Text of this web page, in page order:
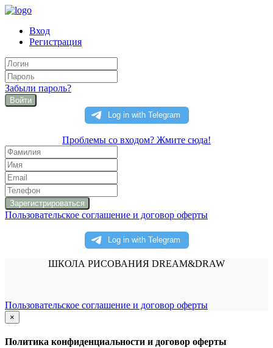
Вход
Регистрация
Забыли пароль?
Войти
Проблемы со входом? Жмите сюда!
Пользовательское соглашение и договор оферты
ШКОЛА РИСОВАНИЯ DREAM&DRAW
Пользовательское соглашение и договор оферты
×
закрыть
Политика конфиденциальности и договор оферты